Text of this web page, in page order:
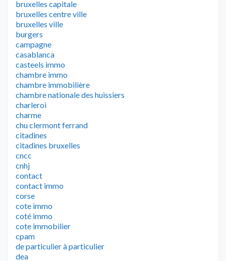
bruxelles capitale
bruxelles centre ville
bruxelles ville
burgers
campagne
casablanca
casteels immo
chambre immo
chambre immobilière
chambre nationale des huissiers
charleroi
charme
chu clermont ferrand
citadines
citadines bruxelles
cncc
cnhj
contact
contact immo
corse
cote immo
coté immo
cote immobilier
cpam
de particulier à particulier
dea